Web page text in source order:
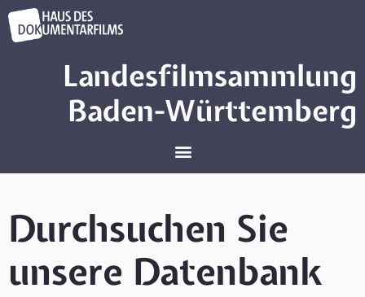
Landesfilmsammlung
Baden-Württemberg
Durchsuchen Sie
unsere Datenbank